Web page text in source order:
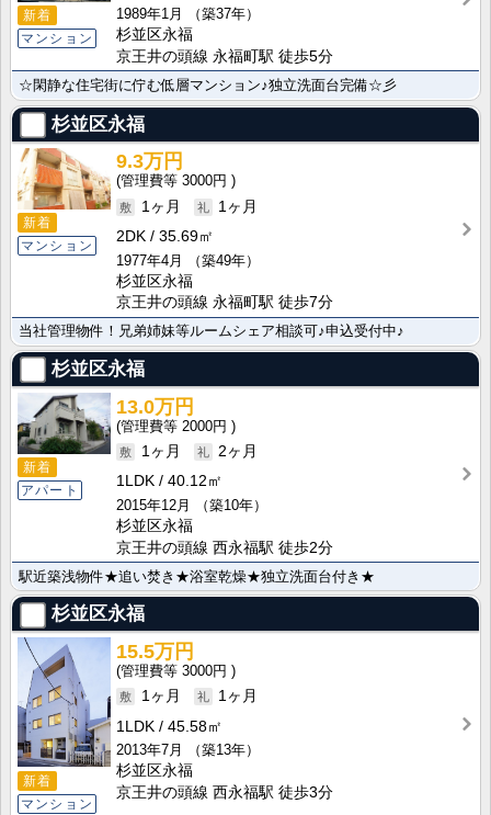
新着
マンション
1989年1月
（築37年）
杉並区永福
京王井の頭線 永福町駅 徒歩5分
☆閑静な住宅街に佇む低層マンション♪独立洗面台完備☆彡
杉並区永福
新着
マンション
9.3万円
3000円
1ヶ月
1ヶ月
2DK
35.69㎡
1977年4月
（築49年）
杉並区永福
京王井の頭線 永福町駅 徒歩7分
当社管理物件！兄弟姉妹等ルームシェア相談可♪申込受付中♪
杉並区永福
新着
アパート
13.0万円
2000円
1ヶ月
2ヶ月
1LDK
40.12㎡
2015年12月
（築10年）
杉並区永福
京王井の頭線 西永福駅 徒歩2分
駅近築浅物件★追い焚き★浴室乾燥★独立洗面台付き★
杉並区永福
新着
マンション
15.5万円
3000円
1ヶ月
1ヶ月
1LDK
45.58㎡
2013年7月
（築13年）
杉並区永福
京王井の頭線 西永福駅 徒歩3分